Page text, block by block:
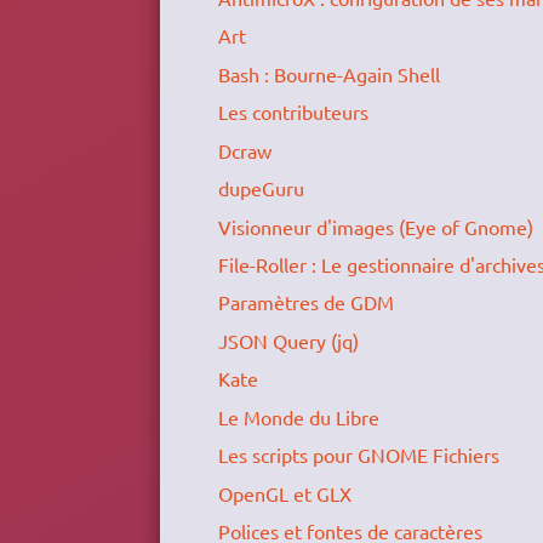
Art
Bash : Bourne-Again Shell
Les contributeurs
Dcraw
dupeGuru
Visionneur d'images (Eye of Gnome)
File-Roller : Le gestionnaire
Paramètres de GDM
JSON Query (jq)
Kate
Le Monde du Libre
Les scripts pour GNOME Fichiers
OpenGL et GLX
Polices et fontes de caractères